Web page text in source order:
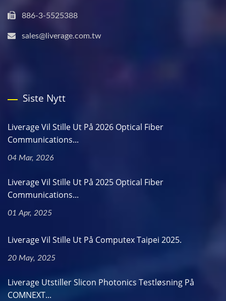
886-3-5525388
sales@liverage.com.tw
Siste Nytt
Liverage Vil Stille Ut På 2026 Optical Fiber
Communications...
04 Mar, 2026
Liverage Vil Stille Ut På 2025 Optical Fiber
Communications...
01 Apr, 2025
Liverage Vil Stille Ut På Computex Taipei 2025.
20 May, 2025
Liverage Utstiller Slicon Photonics Testløsning På
COMNEXT...